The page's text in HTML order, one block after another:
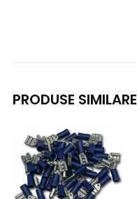
PRODUSE SIMILARE